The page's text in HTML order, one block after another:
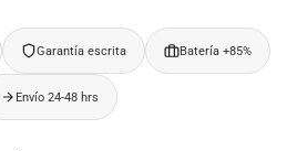
Garantía escrita Batería +85%
Envío 24-48 hrs
password?